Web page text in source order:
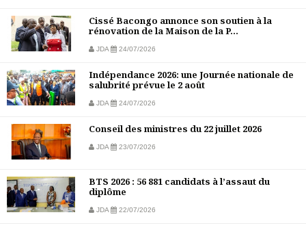
Cissé Bacongo annonce son soutien à la
rénovation de la Maison de la P...
JDA 24/07/2026
Indépendance 2026: une Journée nationale de
salubrité prévue le 2 août
JDA 24/07/2026
Conseil des ministres du 22 juillet 2026
JDA 23/07/2026
BTS 2026 : 56 881 candidats à l’assaut du
diplôme
JDA 22/07/2026